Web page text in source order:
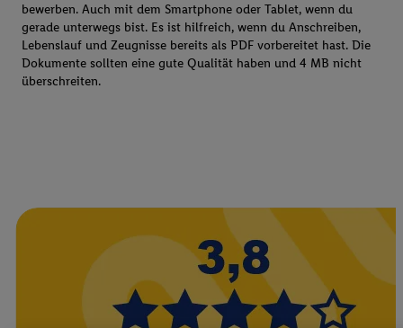
bewerben. Auch mit dem Smartphone oder Tablet, wenn du
gerade unterwegs bist. Es ist hilfreich, wenn du Anschreiben,
Lebenslauf und Zeugnisse bereits als PDF vorbereitet hast. Die
Dokumente sollten eine gute Qualität haben und 4 MB nicht
überschreiten.